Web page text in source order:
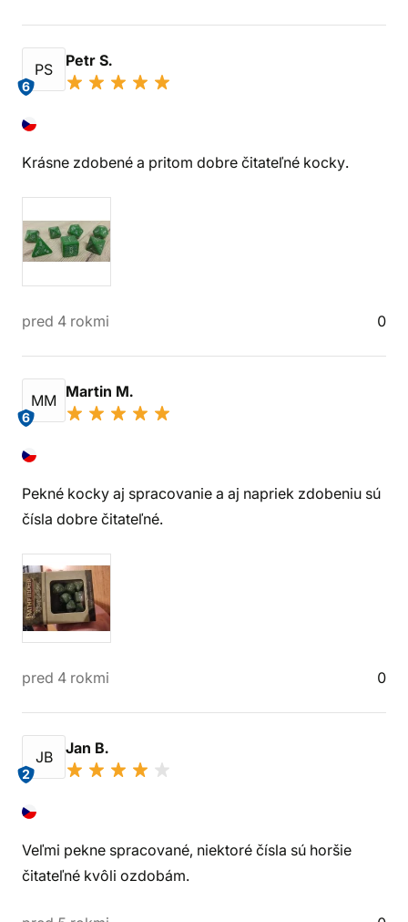
PS
6
Petr S.
Krásne zdobené a pritom dobre čitateľné kocky.
pred 4 rokmi 0
MM
6
Martin M.
Pekné kocky aj spracovanie a aj napriek zdobeniu sú
čísla dobre čitateľné.
pred 4 rokmi 0
JB
2
Jan B.
Veľmi pekne spracované, niektoré čísla sú horšie
čitateľné kvôli ozdobám.